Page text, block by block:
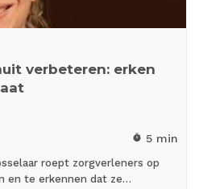
verbeteren: erken
timer 5 min
roept zorgverleners op
en te erkennen dat ze…